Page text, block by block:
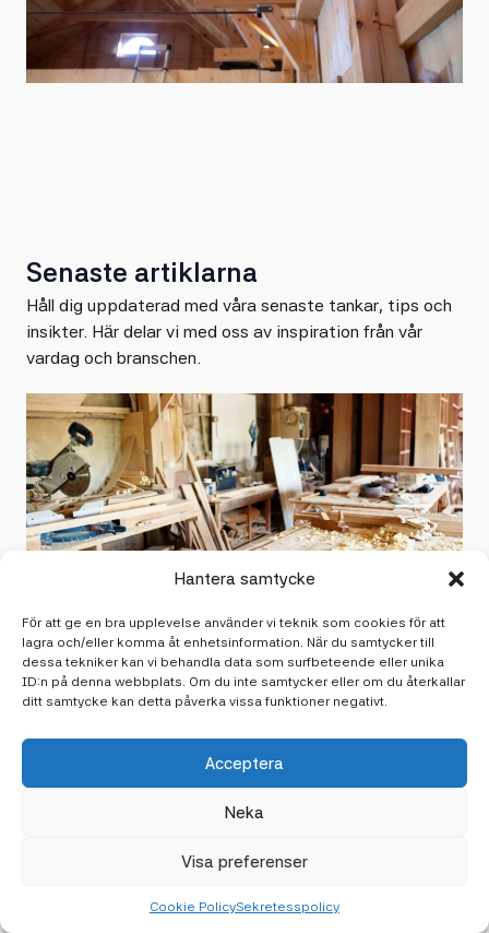
Hantera samtycke
För att ge en bra upplevelse använder vi teknik som cookies för att
lagra och/eller komma åt enhetsinformation. När du samtycker till
dessa tekniker kan vi behandla data som surfbeteende eller unika
ID:n på denna webbplats. Om du inte samtycker eller om du återkallar
ditt samtycke kan detta påverka vissa funktioner negativt.
Acceptera
Neka
Visa preferenser
Cookie PolicySekretesspolicy
Senaste artiklarna
Håll dig uppdaterad med våra senaste tankar, tips och
insikter. Här delar vi med oss av inspiration från vår
vardag och branschen.
Vanliga misstag vid platsbyggda
garderober
2 april 2026
Undvik vanliga misstag vid platsbyggda garderober som kan